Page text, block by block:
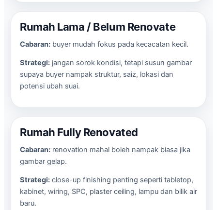
Rumah Lama / Belum Renovate
Cabaran: buyer mudah fokus pada kecacatan kecil.
Strategi: jangan sorok kondisi, tetapi susun gambar
supaya buyer nampak struktur, saiz, lokasi dan
potensi ubah suai.
Rumah Fully Renovated
Cabaran: renovation mahal boleh nampak biasa jika
gambar gelap.
Strategi: close-up finishing penting seperti tabletop,
kabinet, wiring, SPC, plaster ceiling, lampu dan bilik air
baru.